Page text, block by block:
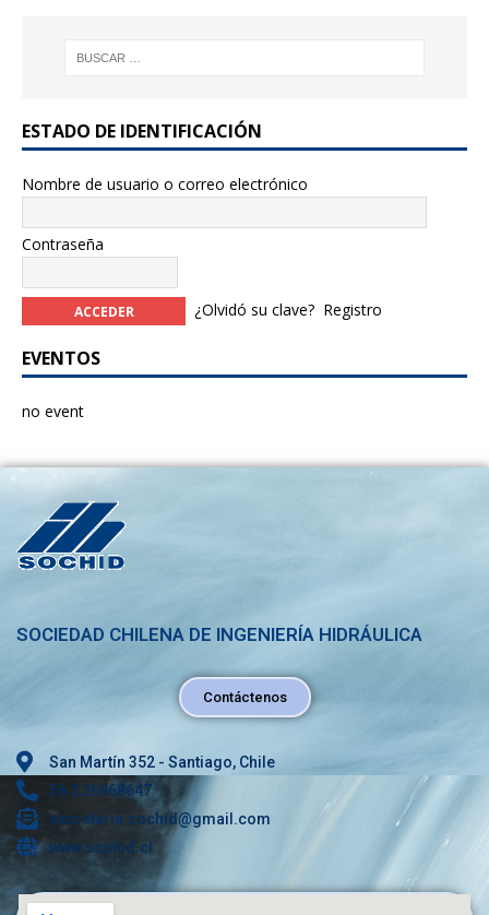
ESTADO DE IDENTIFICACIÓN
Nombre de usuario o correo electrónico
Contraseña
¿Olvidó su clave? Registro
EVENTOS
no event
SOCIEDAD CHILENA DE INGENIERÍA HIDRÁULICA
Contáctenos
San Martín 352 - Santiago, Chile
56 2 26968647
secretaria.sochid@gmail.com
www.sochid.cl